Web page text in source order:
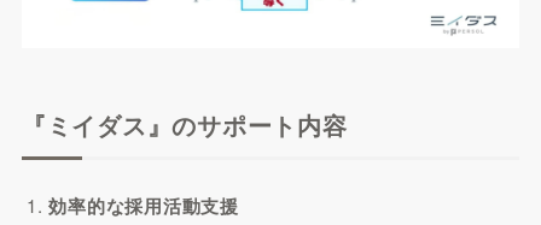
『ミイダス』のサポート内容
効率的な採用活動支援